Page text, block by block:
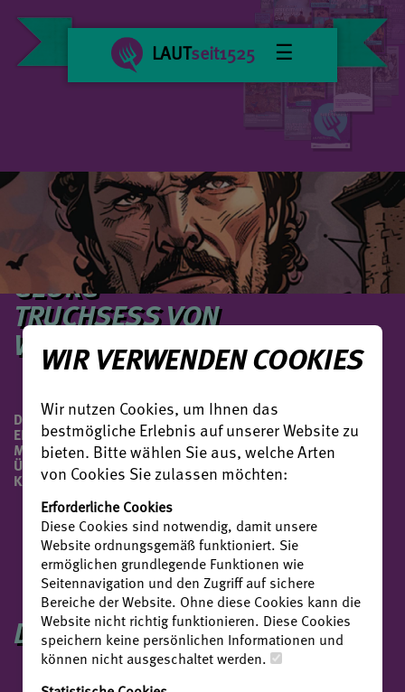
LAUTseit1525 ☰
WIR VERWENDEN COOKIES
Wir nutzen Cookies, um Ihnen das
bestmögliche Erlebnis auf unserer Website zu
bieten. Bitte wählen Sie aus, welche Arten
von Cookies Sie zulassen möchten:
Erforderliche Cookies
Diese Cookies sind notwendig, damit unsere
Website ordnungsgemäß funktioniert. Sie
ermöglichen grundlegende Funktionen wie
Seitennavigation und den Zugriff auf sichere
Bereiche der Website. Ohne diese Cookies kann die
Website nicht richtig funktionieren. Diese Cookies
speichern keine persönlichen Informationen und
können nicht ausgeschaltet werden.
DER
FELDHERR
GEORG
TRUCHSESS VON
WALDBURG
DER REICHSRITTER WAR EIN
ERFOLGREICHER
MILITÄRSTRATEGE UND
ÜBERZEUGTER ANFÜHRER DER
KAISERLICHEN TRUPPEN.
DIE HISTORISCHE FIGUR